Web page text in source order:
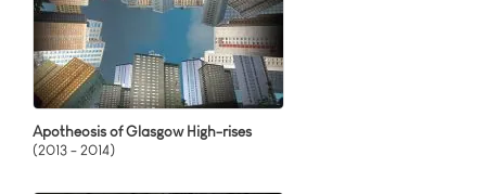
Apotheosis of Glasgow High-rises
(2013 - 2014)